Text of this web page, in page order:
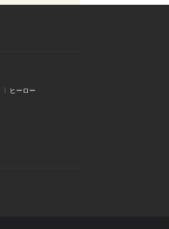
ヒーロー